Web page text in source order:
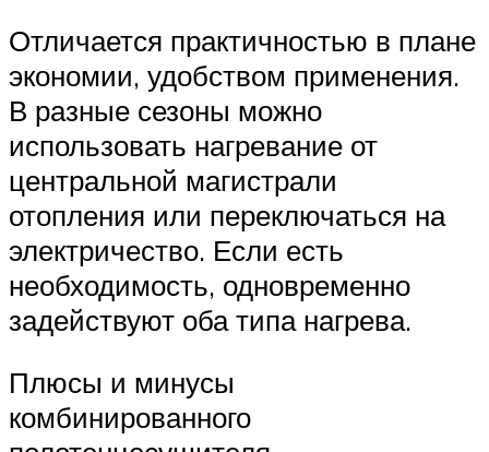
Отличается практичностью в плане
экономии, удобством применения.
В разные сезоны можно
использовать нагревание от
центральной магистрали
отопления или переключаться на
электричество. Если есть
необходимость, одновременно
задействуют оба типа нагрева.
Плюсы и минусы
комбинированного